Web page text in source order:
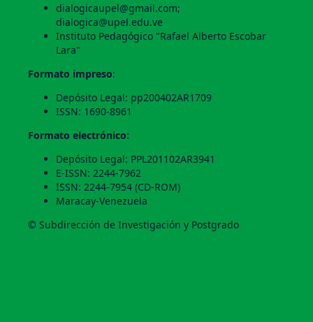
dialogicaupel@gmail.com;
dialogica@upel.edu.ve
Instituto Pedagógico "Rafael Alberto Escobar
Lara"
Formato impreso:
Depósito Legal: pp200402AR1709
ISSN: 1690-8961
Formato electrónico:
Depósito Legal: PPL201102AR3941
E-ISSN: 2244-7962
ISSN: 2244-7954 (CD-ROM)
Maracay-Venezuela
© Subdirección de Investigación y Postgrado